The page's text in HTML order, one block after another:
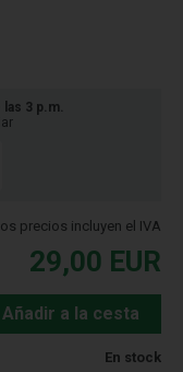
3 p.m.
precios incluyen el IVA
29,00 EUR
Añadir a la cesta
En stock